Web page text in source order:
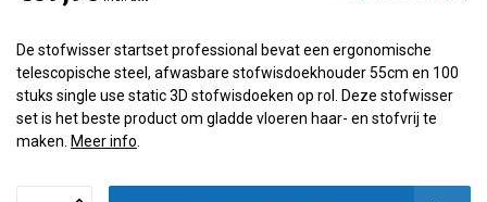
De stofwisser startset professional bevat een ergonomische
telescopische steel, afwasbare stofwisdoekhouder 55cm en 100
stuks single use static 3D stofwisdoeken op rol. Deze stofwisser
set is het beste product om gladde vloeren haar- en stofvrij te
maken. Meer info